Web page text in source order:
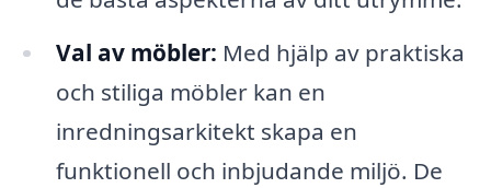
Val av möbler: Med hjälp av praktiska
och stiliga möbler kan en
inredningsarkitekt skapa en
funktionell och inbjudande miljö. De